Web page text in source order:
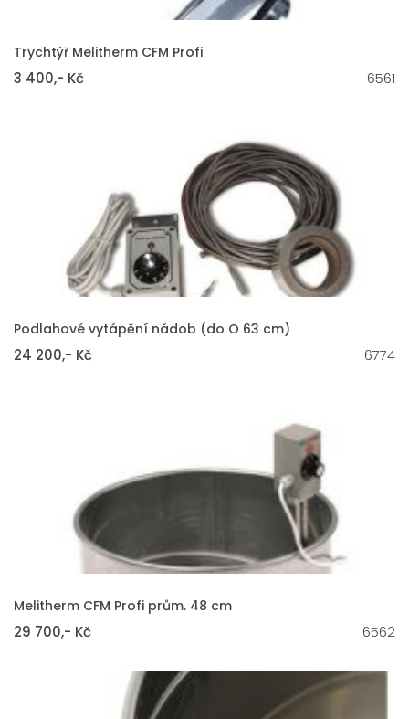
VLOŽIT DO KOŠÍKU
Trychtýř Melitherm CFM Profi
3 400,- Kč 6561
VLOŽIT DO KOŠÍKU
Podlahové vytápění nádob (do O 63 cm)
24 200,- Kč 6774
VLOŽIT DO KOŠÍKU
Melitherm CFM Profi prům. 48 cm
29 700,- Kč 6562